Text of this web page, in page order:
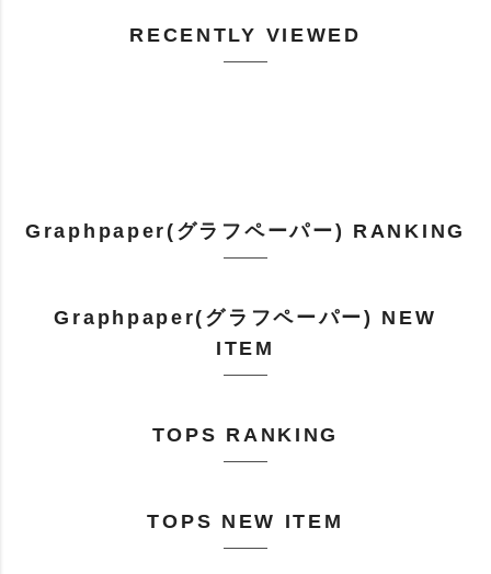
RECENTLY VIEWED
Graphpaper(グラフペーパー) RANKING
Graphpaper(グラフペーパー) NEW
ITEM
TOPS RANKING
TOPS NEW ITEM